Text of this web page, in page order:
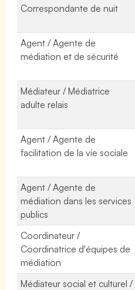
Correspondante de nuit
Agent / Agente de
médiation et de sécurité
Médiateur / Médiatrice
adulte relais
Agent / Agente de
facilitation de la vie sociale
Agent / Agente de
médiation dans les services
publics
Coordinateur /
Coordinatrice d'équipes de
médiation
Médiateur social et culturel /